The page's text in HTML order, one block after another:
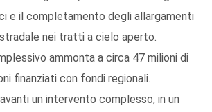
e il completamento degli allargamenti
nei tratti a cielo aperto.
ammonta a circa 47 milioni di
finanziati con fondi regionali.
un intervento complesso, in un